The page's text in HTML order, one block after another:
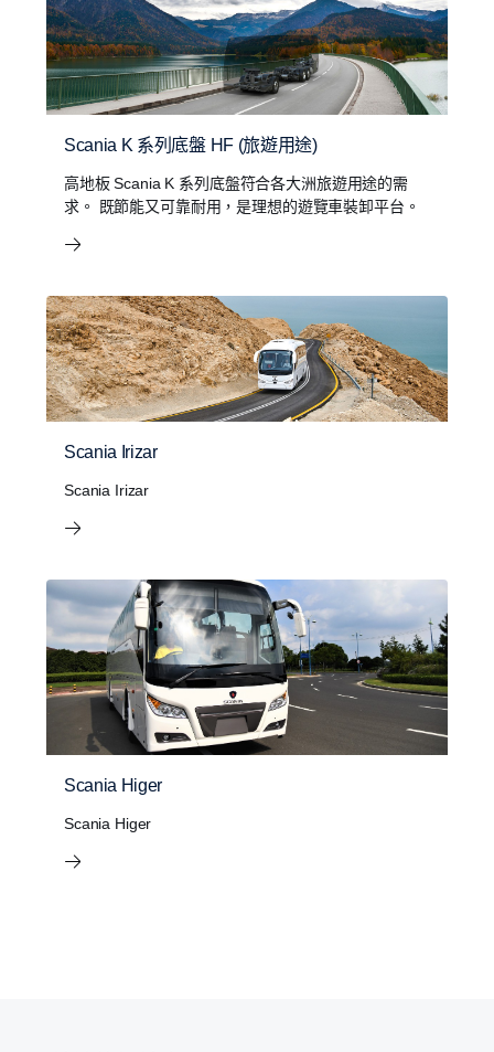
Scania K 系列底盤 HF (旅遊用途)
高地板 Scania K 系列底盤符合各大洲旅遊用途的需
求。 既節能又可靠耐用，是理想的遊覽車裝卸平台。
Scania Irizar
Scania Irizar
Scania Higer
Scania Higer